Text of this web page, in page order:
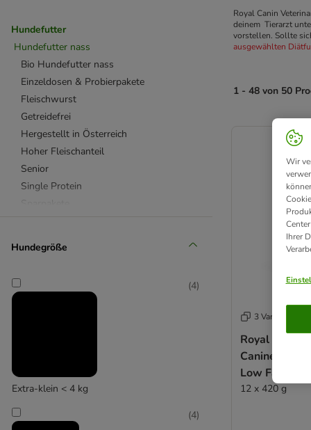
Hundefutter
Hundefutter nass
Bio Hundefutter nass
Einzeldosen & Probierpakete
Fleischwurst
Getreidefrei
Hergestellt in Österreich
Hoher Fleischanteil
Senior
Single Protein
GranataPet
RINTI
Rocco
Hundegröße
Extra-klein < 4 kg
(4)
(4)
Royal Canin
deinem Tierarzt
vorstellen. Sollte
ausgewählten
1 - 48 von 50
product items
3 Varianten
Royal Canin
Canine
Low Fat
12 x 420 g
Wir
Ihrer